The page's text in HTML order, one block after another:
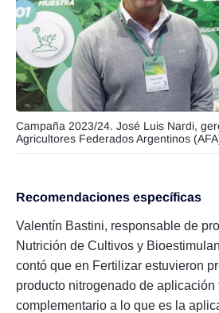
Campaña 2023/24. José Luis Nardi,
Agricultores Federados Argentinos
Recomendaciones específicas
Valentín Bastini, responsable de
Nutrición de Cultivos y
contó que en Fertilizar estuvieron
producto nitrogenado de aplicación
complementario a lo que es la